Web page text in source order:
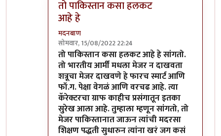
तो पाकिस्तान कसा हलकट
आहे हे
मदनबाण
सोमवार, 15/08/2022 22:24
In reply toमायबोलीवरूनbyकॉमी
तो पाकिस्तान कसा हलकट आहे हे सांगतो.
तो भारतीय आर्मी मधला मेजर न दाखवता
शत्रूचा मेजर दाखवणे हे फारच स्मार्ट आणि
फॉ.ग. पेक्षा वेगळं आणि वरचढ आहे. त्या
कॅरेक्टरचा ग्राफ काहीच प्रसंगातून इतका
सुरेख आला आहे. तुम्हाला म्हणून सांगतो, तो
मेजर पाकिस्तानात जाऊन त्यांची मदरसा
शिक्षण पद्धती सुधारुन त्यांना खरं जग कसं